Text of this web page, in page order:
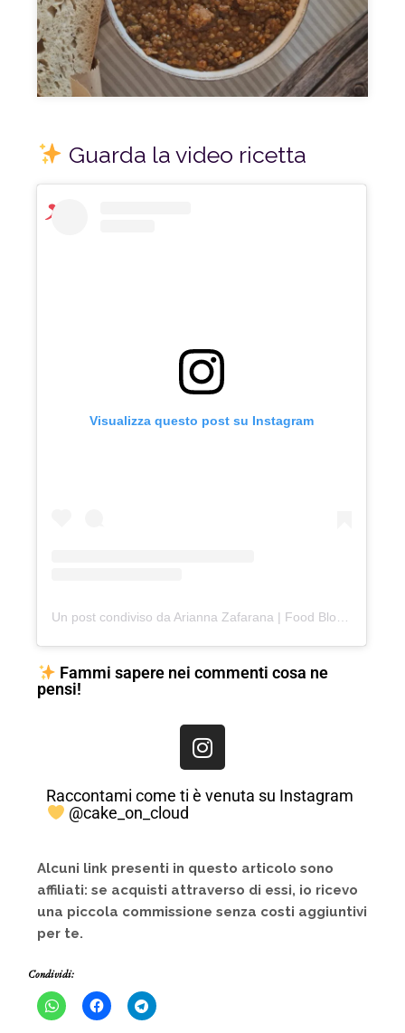
Guarda la video ricetta
Visualizza questo post su Instagram
Fammi sapere nei commenti cosa ne
pensi!
Raccontami come ti è venuta su Instagram
@cake_on_cloud
Alcuni link presenti in questo articolo sono
affiliati: se acquisti attraverso di essi, io ricevo
una piccola commissione senza costi aggiuntivi
per te.
Condividi: